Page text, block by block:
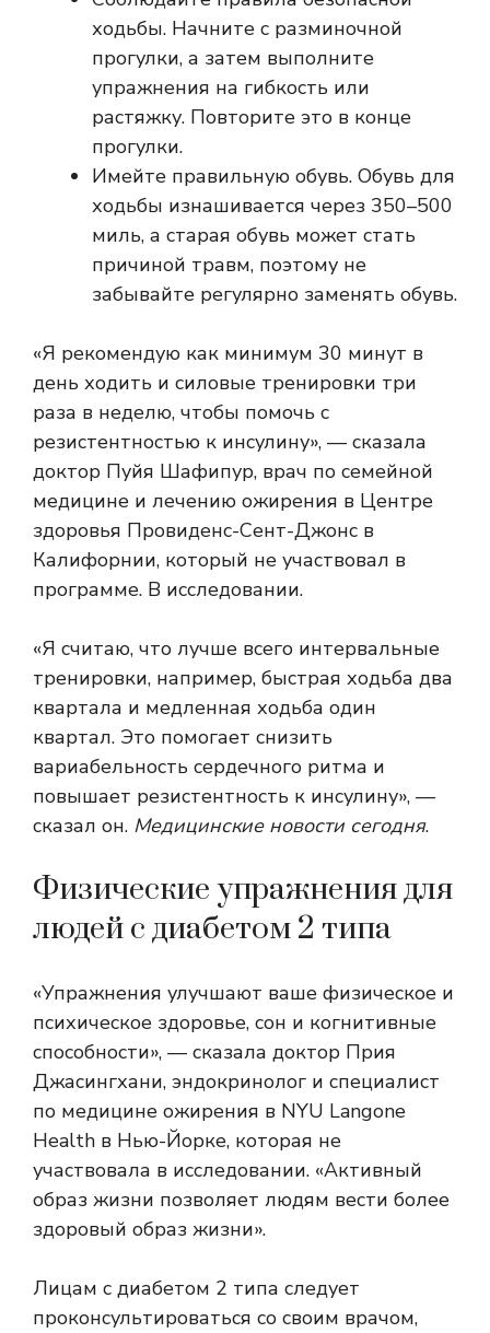
ходьбы. Начните с разминочной
прогулки, а затем выполните
упражнения на гибкость или
растяжку. Повторите это в конце
прогулки.
Имейте правильную обувь. Обувь для
ходьбы изнашивается через 350–500
миль, а старая обувь может стать
причиной травм, поэтому не
забывайте регулярно заменять обувь.
«Я рекомендую как минимум 30 минут в
день ходить и силовые тренировки три
раза в неделю, чтобы помочь с
резистентностью к инсулину», — сказала
доктор Пуйя Шафипур, врач по семейной
медицине и лечению ожирения в Центре
здоровья Провиденс-Сент-Джонс в
Калифорнии, который не участвовал в
программе. В исследовании.
«Я считаю, что лучше всего интервальные
тренировки, например, быстрая ходьба два
квартала и медленная ходьба один
квартал. Это помогает снизить
вариабельность сердечного ритма и
повышает резистентность к инсулину», —
сказал он. Медицинские новости сегодня.
Физические упражнения для
людей с диабетом 2 типа
«Упражнения улучшают ваше физическое и
психическое здоровье, сон и когнитивные
способности», — сказала доктор Прия
Джасингхани, эндокринолог и специалист
по медицине ожирения в NYU Langone
Health в Нью-Йорке, которая не
участвовала в исследовании. «Активный
образ жизни позволяет людям вести более
здоровый образ жизни».
Лицам с диабетом 2 типа следует
проконсультироваться со своим врачом,